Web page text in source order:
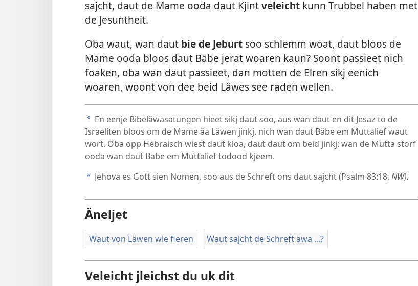
sajcht, daut de Mame ooda daut Kjintveleicht kunn Trubbel haben met
de Jesuntheit.
Oba waut, wan daut bie de Jeburt soo schlemm woat, daut bloos de
Mame ooda bloos daut Bäbe jerat woaren kaun? Soont passieet nich
foaken, oba wan daut passieet, dan motten de Elren sikj eenich
woaren, woont von dee beid Läwes see raden wellen.
a En eenje Bibeläwasatungen hieet sikj daut soo, aus wan daut en dit Jesaz to de
Israeliten bloos om de Mame äa Läwen jinkj, nich wan daut Bäbe em Muttalief waut
wort. Oba opp Hebräisch wiest daut kloa, daut daut om beid jinkj: wan de Mutta storf
ooda wan daut Bäbe em Muttalief todood kjeem.
b Jehova es Gott sien Nomen, soo aus de Schreft ons daut sajcht (Psalm 83:18, NW).
Äneljet
Waut von Läwen wie fieren Waut sajcht de Schreft äwa ...?
Veleicht jleichst du uk dit